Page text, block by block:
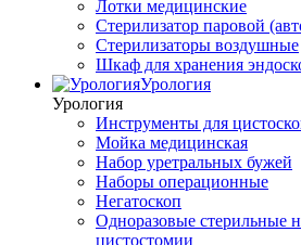
Лотки медицинские
Стерилизатор паровой
Стерилизаторы воздушные
Шкаф для хранения
Урология
Урология
Инструменты для
Мойка медицинская
Набор уретральных бужей
Наборы операционные
Негатоскоп
Одноразовые стерильные
цистостомии